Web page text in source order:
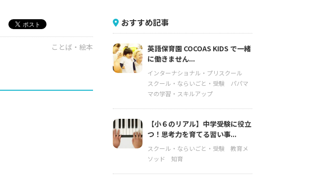
ことば・絵本
おすすめ記事
英語保育園 COCOAS KIDS で一緒
に働きません...
インターナショナル・プリスクール
スクール・ならいごと・受験
パパマ
マの学習・スキルアップ
【小６のリアル】中学受験に役立
つ！思考力を育てる習い事...
スクール・ならいごと・受験
教育メ
ソッド
知育